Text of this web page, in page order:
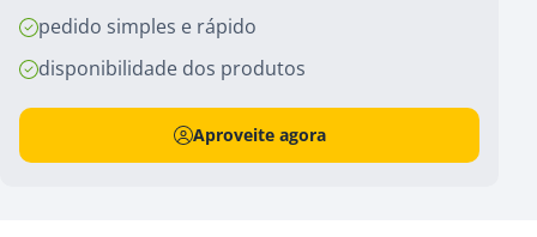
pedido simples e rápido
disponibilidade dos produtos
Aproveite agora